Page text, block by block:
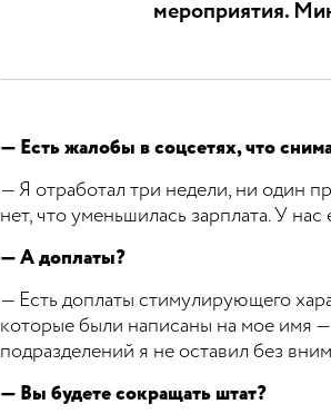
мероприятия.
— Есть жалобы в соцсетях, что
— Я отработал три недели, ни один
нет, что уменьшилась зарплата. У
— А доплаты?
— Есть доплаты стимулирующего
которые были написаны на мое имя
подразделений я не оставил без
— Вы будете сокращать штат?